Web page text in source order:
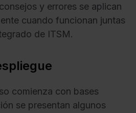
y errores se aplican
cuando funcionan juntas
de ITSM.
comienza con bases
se presentan algunos